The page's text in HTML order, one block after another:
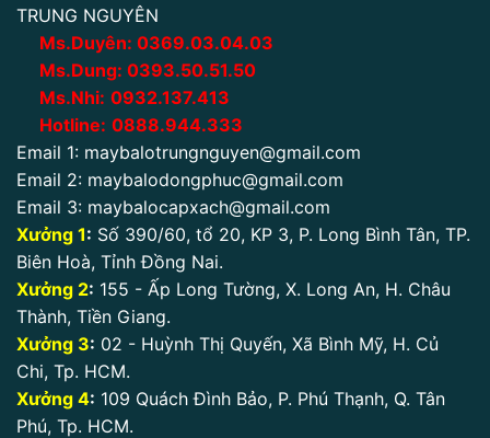
TRUNG NGUYÊN
Ms.Duyên: 0369.03.04.03
Ms.Dung: 0393.50.51.50
Ms.Nhi: 0932.137.413
Hotline: 0888.944.333
Email 1: maybalotrungnguyen@gmail.com
Email 2: maybalodongphuc@gmail.com
Email 3: maybalocapxach@gmail.com
Xưởng 1: Số 390/60, tổ 20, KP 3, P. Long Bình Tân, TP.
Biên Hoà, Tỉnh Đồng Nai.
Xưởng 2: 155 - Ấp Long Tường, X. Long An, H. Châu
Thành, Tiền Giang.
Xưởng 3: 02 - Huỳnh Thị Quyến, Xã Bình Mỹ, H. Củ
Chi, Tp. HCM.
Xưởng 4: 109 Quách Đình Bảo, P. Phú Thạnh, Q. Tân
Phú, Tp. HCM.